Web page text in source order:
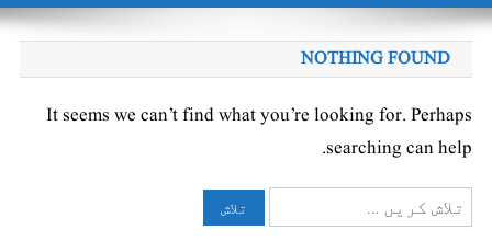
NOTHING FOUND
It seems we can’t find what you’re looking for. Perhaps
searching can help.
تلاش
کریں